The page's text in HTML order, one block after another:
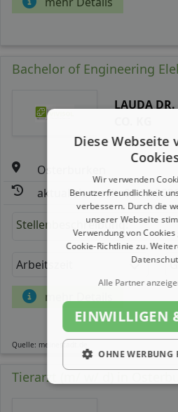
Bachelor of Engineering
LAUDA
Osterburken
aktualisiert seit:
Stellenbeschreibung:
Arbeitszeit
mehr Details
Quelle: meinestadt.de
Tierarzt (m/ w/ d) in
Diese Webseite
Wir verwenden
Benutzerfreundlichkeit
verbessern. Durch die
unserer Webseite
Verwendung von
Cookie-Richtlinie zu.
Alle Partner
EINWILLIGEN
OHNE WERBUNG